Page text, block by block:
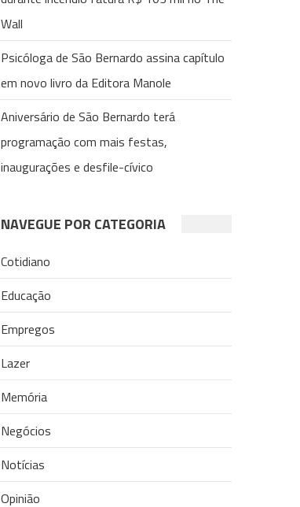
Wall
Psicóloga de São Bernardo assina capítulo
em novo livro da Editora Manole
Aniversário de São Bernardo terá
programação com mais festas,
inaugurações e desfile-cívico
NAVEGUE POR CATEGORIA
Cotidiano
Educação
Empregos
Lazer
Memória
Negócios
Notícias
Opinião